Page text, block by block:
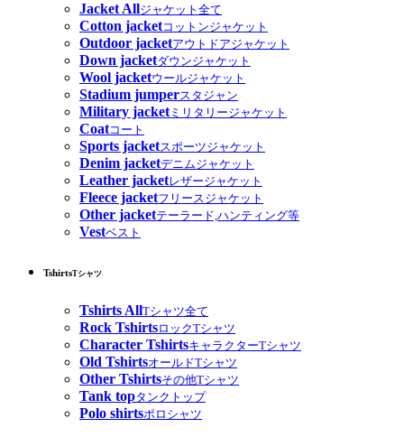
Jacket Allジャケット全て
Cotton jacketコットンジャケット
Outdoor jacketアウトドアジャケット
Down jacketダウンジャケット
Wool jacketウールジャケット
Stadium jumperスタジャン
Military jacketミリタリージャケット
Coatコート
Sports jacketスポーツジャケット
Denim jacketデニムジャケット
Leather jacketレザージャケット
Fleece jacketフリースジャケット
Other jacketテーラード,ハンティング等
Vestベスト
TshirtsTシャツ
Tshirts AllTシャツ全て
Rock TshirtsロックTシャツ
Character TshirtsキャラクターTシャツ
Old TshirtsオールドTシャツ
Other Tshirtsその他Tシャツ
Tank topタンクトップ
Polo shirtsポロシャツ